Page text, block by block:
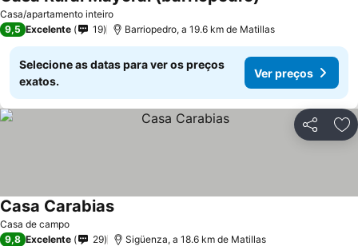
Casa/apartamento inteiro
9,5 Excelente 19 Barriopedro, a 19.6 km de Matillas
Selecione as datas para ver os preços
exatos.
Ver preços
Partilhar
Casa de campo
Casa Carabias
9,8 Excelente 29 Sigüenza, a 18.6 km de Matillas